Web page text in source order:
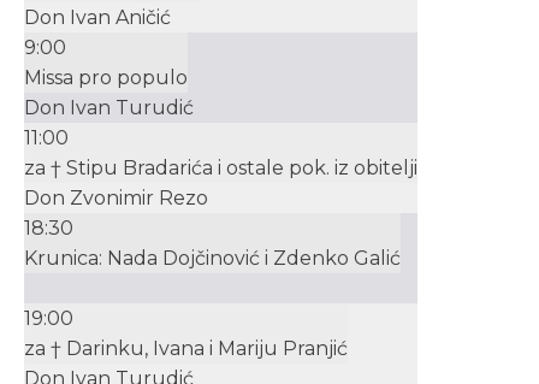
Don Ivan Aničić
9:00
Missa pro populo
Don Ivan Turudić
11:00
za † Stipu Bradarića i ostale pok. iz obitelji
Don Zvonimir Rezo
18:30
Krunica: Nada Dojčinović i Zdenko Galić
19:00
za † Darinku, Ivana i Mariju Pranjić
Don Ivan Turudić